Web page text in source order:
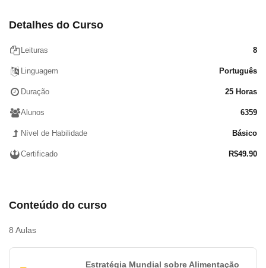
Detalhes do Curso
Leituras 8
Linguagem Português
Duração 25 Horas
Alunos 6359
Nível de Habilidade Básico
Certificado R$49.90
Conteúdo do curso
8 Aulas
Estratégia Mundial sobre Alimentação